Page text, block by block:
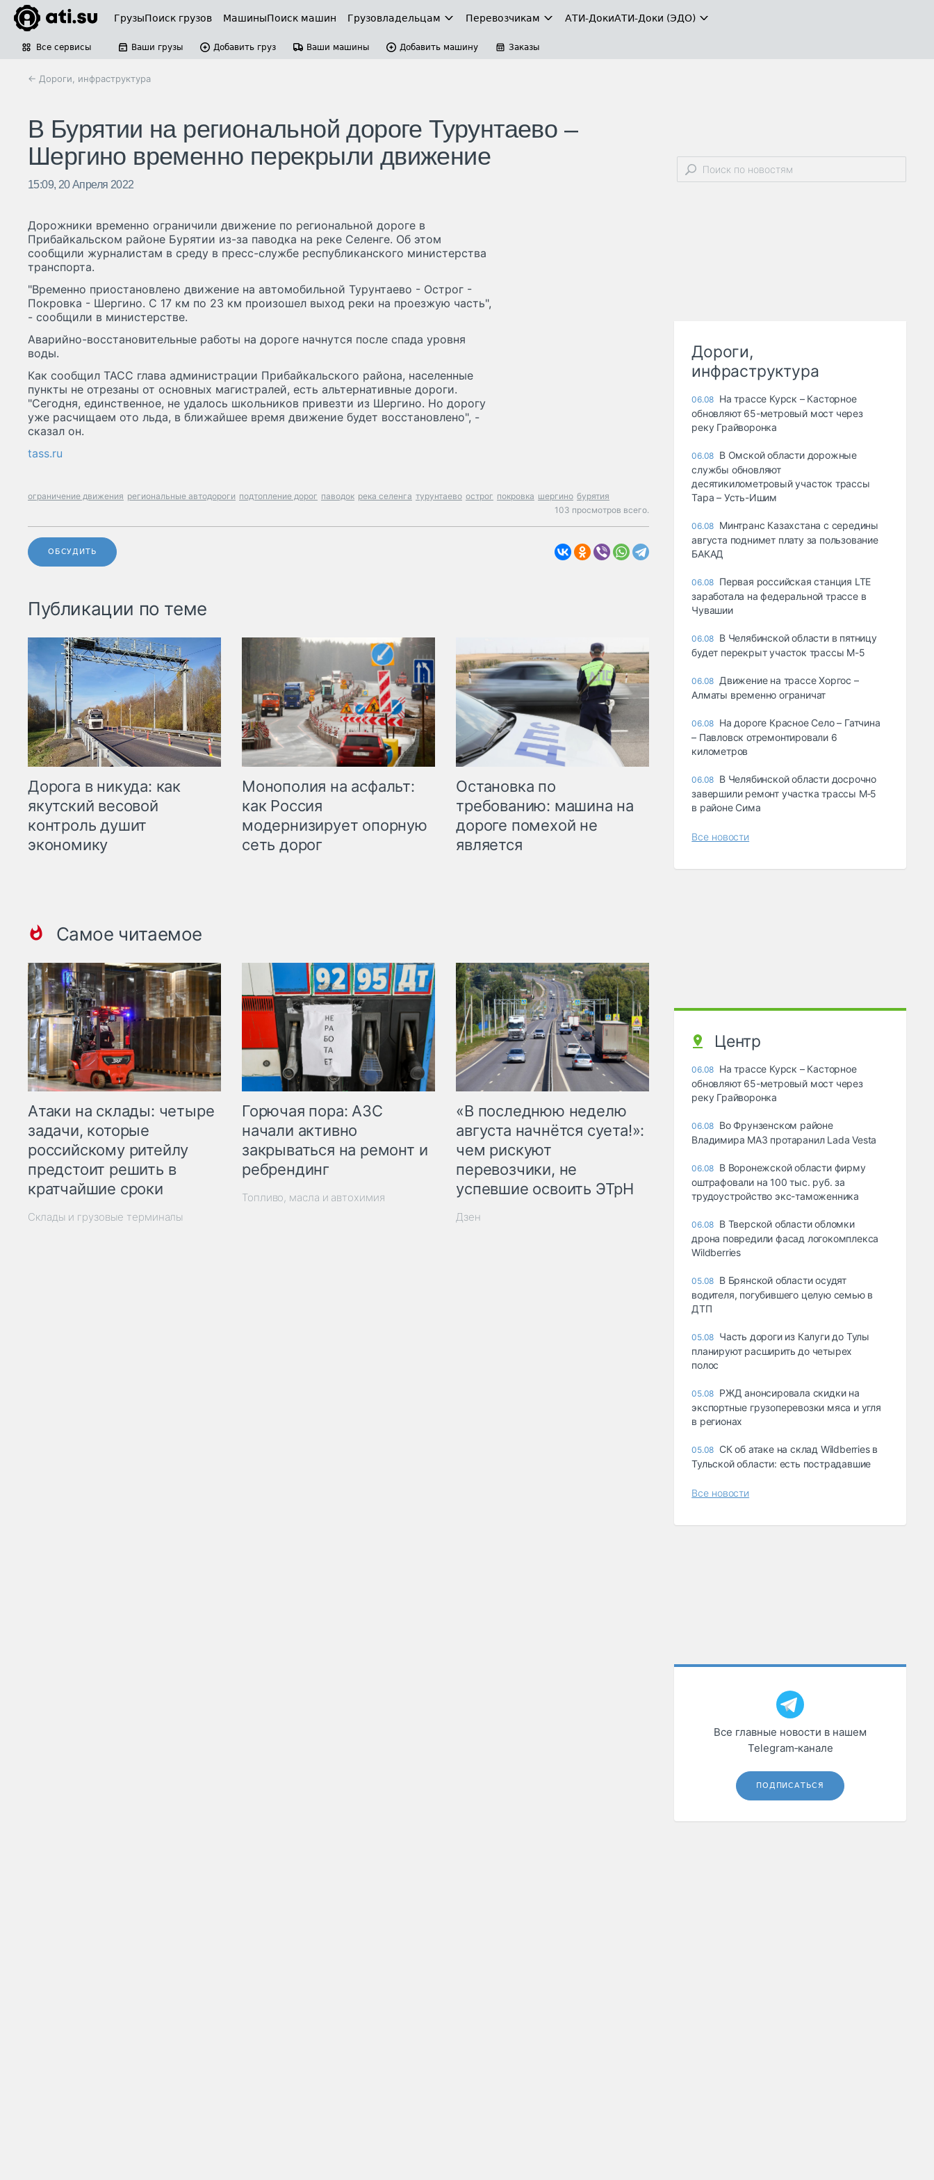
ГрузыПоиск грузов МашиныПоиск машин Грузовладельцам Перевозчикам АТИ-ДокиАТИ-Доки (ЭДО)
Все сервисы Ваши грузы Добавить груз Ваши машины Добавить машину Заказы
← Дороги, инфраструктура
В Бурятии на региональной дороге Турунтаево –
Шергино временно перекрыли движение
15:09, 20 Апреля 2022
Дорожники временно ограничили движение по региональной дороге в
Прибайкальском районе Бурятии из-за паводка на реке Селенге. Об этом
сообщили журналистам в среду в пресс-службе республиканского министерства
транспорта.
"Временно приостановлено движение на автомобильной Турунтаево - Острог -
Покровка - Шергино. С 17 км по 23 км произошел выход реки на проезжую часть",
- сообщили в министерстве.
Аварийно-восстановительные работы на дороге начнутся после спада уровня
воды.
Как сообщил ТАСС глава администрации Прибайкальского района, населенные
пункты не отрезаны от основных магистралей, есть альтернативные дороги.
"Сегодня, единственное, не удалось школьников привезти из Шергино. Но дорогу
уже расчищаем ото льда, в ближайшее время движение будет восстановлено", -
сказал он.
tass.ru
ограничение движения региональные автодороги подтопление дорог паводок река селенга турунтаево острог покровка шергино бурятия
103 просмотров всего.
ОБСУДИТЬ
Публикации по теме
Дорога в никуда: как
якутский весовой
контроль душит
экономику
Монополия на асфальт:
как Россия
модернизирует опорную
сеть дорог
Остановка по
требованию: машина на
дороге помехой не
является
Самое читаемое
Атаки на склады: четыре
задачи, которые
российскому ритейлу
предстоит решить в
кратчайшие сроки
Склады и грузовые терминалы
Горючая пора: АЗС
начали активно
закрываться на ремонт и
ребрендинг
Топливо, масла и автохимия
«В последнюю неделю
августа начнётся суета!»:
чем рискуют
перевозчики, не
успевшие освоить ЭТрН
Дзен
Дороги,
инфраструктура
06.08 На трассе Курск – Касторное
обновляют 65-метровый мост через
реку Грайворонка
06.08 В Омской области дорожные
службы обновляют
десятикилометровый участок трассы
Тара – Усть-Ишим
06.08 Минтранс Казахстана с середины
августа поднимет плату за пользование
БАКАД
06.08 Первая российская станция LTE
заработала на федеральной трассе в
Чувашии
06.08 В Челябинской области в пятницу
будет перекрыт участок трассы М-5
06.08 Движение на трассе Хоргос –
Алматы временно ограничат
06.08 На дороге Красное Село – Гатчина
– Павловск отремонтировали 6
километров
06.08 В Челябинской области досрочно
завершили ремонт участка трассы М‑5
в районе Сима
Все новости
Центр
06.08 На трассе Курск – Касторное
обновляют 65-метровый мост через
реку Грайворонка
06.08 Во Фрунзенском районе
Владимира МАЗ протаранил Lada Vesta
06.08 В Воронежской области фирму
оштрафовали на 100 тыс. руб. за
трудоустройство экс-таможенника
06.08 В Тверской области обломки
дрона повредили фасад логокомплекса
Wildberries
05.08 В Брянской области осудят
водителя, погубившего целую семью в
ДТП
05.08 Часть дороги из Калуги до Тулы
планируют расширить до четырех
полос
05.08 РЖД анонсировала скидки на
экспортные грузоперевозки мяса и угля
в регионах
05.08 СК об атаке на склад Wildberries в
Тульской области: есть пострадавшие
Все новости
Все главные новости в нашем
Telegram‑канале
ПОДПИСАТЬСЯ